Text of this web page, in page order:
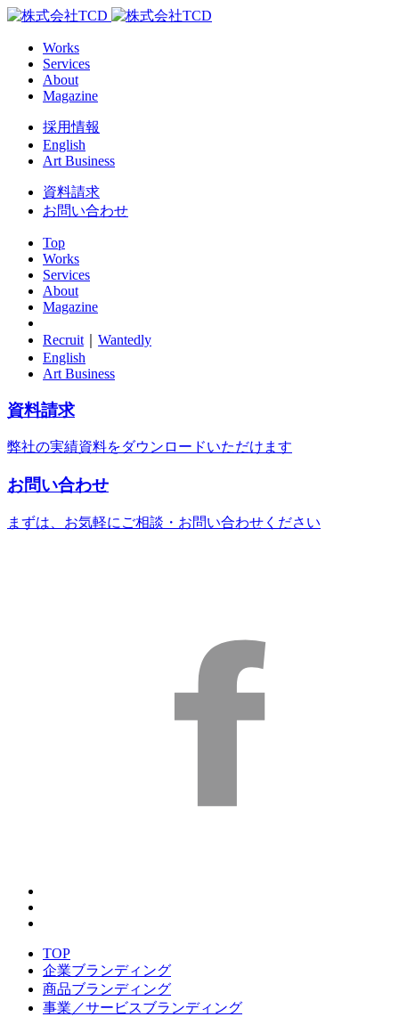
Works
Services
About
Magazine
採用情報
English
Art Business
資料請求
お問い合わせ
Top
Works
Services
About
Magazine
Recruit
Wantedly
English
Art Business
資料請求
弊社の実績資料をダウンロードいただけます
お問い合わせ
まずは、お気軽にご相談・お問い合わせください
TOP
企業ブランディング
商品ブランディング
事業／サービスブランディング